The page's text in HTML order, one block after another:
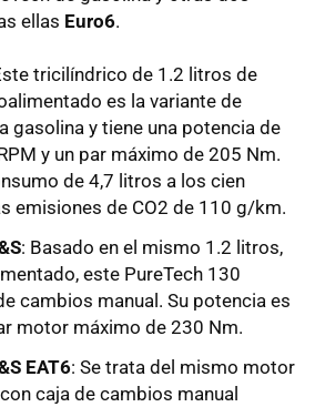
ellas Euro6.
tricilíndrico de 1.2 litros de
es la variante de
gasolina y tiene una potencia de
y un par máximo de 205 Nm.
de 4,7 litros a los cien
emisiones de CO2 de 110 g/km.
: Basado en el mismo 1.2 litros,
este PureTech 130
cambios manual. Su potencia es
motor máximo de 230 Nm.
EAT6: Se trata del mismo motor
caja de cambios manual